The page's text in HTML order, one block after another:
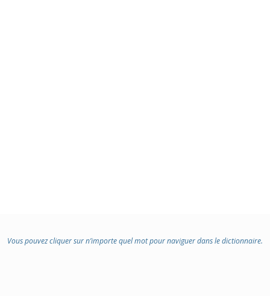
Vous pouvez cliquer sur n’importe quel mot pour naviguer dans le dictionnaire.